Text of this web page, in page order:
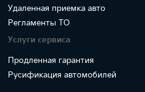
Удаленная приемка авто
Регламенты ТО
Услуги сервиса
Продленная гарантия
Русификация автомобилей